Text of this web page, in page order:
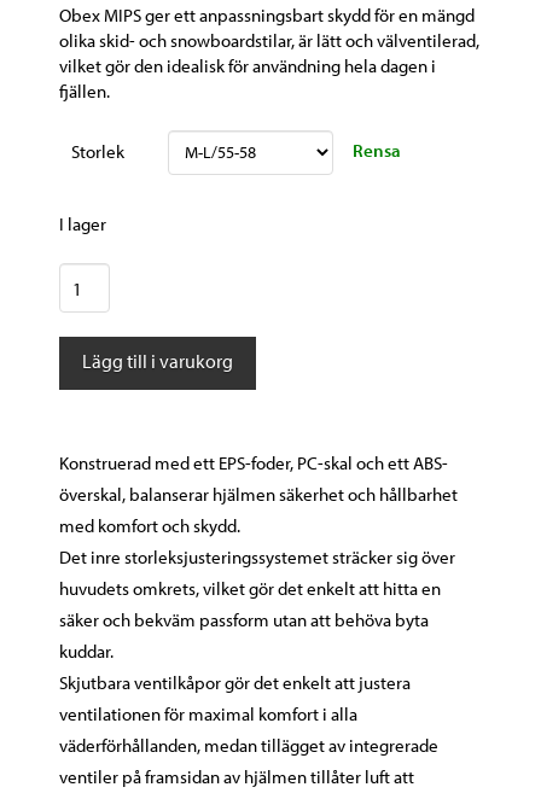
Obex MIPS ger ett anpassningsbart skydd för en mängd
olika skid- och snowboardstilar, är lätt och välventilerad,
vilket gör den idealisk för användning hela dagen i
fjällen.
Storlek Rensa
I lager
POC
Obex
Mips
mängd
Lägg till i varukorg
Konstruerad med ett EPS-foder, PC-skal och ett ABS-
överskal, balanserar hjälmen säkerhet och hållbarhet
med komfort och skydd.
Det inre storleksjusteringssystemet sträcker sig över
huvudets omkrets, vilket gör det enkelt att hitta en
säker och bekväm passform utan att behöva byta
kuddar.
Skjutbara ventilkåpor gör det enkelt att justera
ventilationen för maximal komfort i alla
väderförhållanden, medan tillägget av integrerade
ventiler på framsidan av hjälmen tillåter luft att